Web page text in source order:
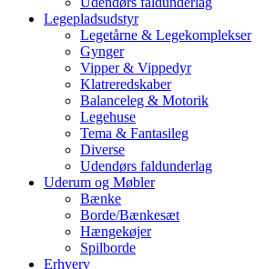
Legepladsudstyr
Legetårne & Legekomplekser
Gynger
Vipper & Vippedyr
Klatreredskaber
Balanceleg & Motorik
Legehuse
Tema & Fantasileg
Diverse
Udendørs faldunderlag
Uderum og Møbler
Bænke
Borde/Bænkesæt
Hængekøjer
Spilborde
Erhverv